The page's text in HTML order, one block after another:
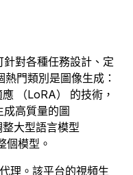
對各種任務設計、定
門類別是圖像生成：
（LoRA） 的技術，
高質量的圖
大型語言模型
個模型。
理。該平台的視頻生